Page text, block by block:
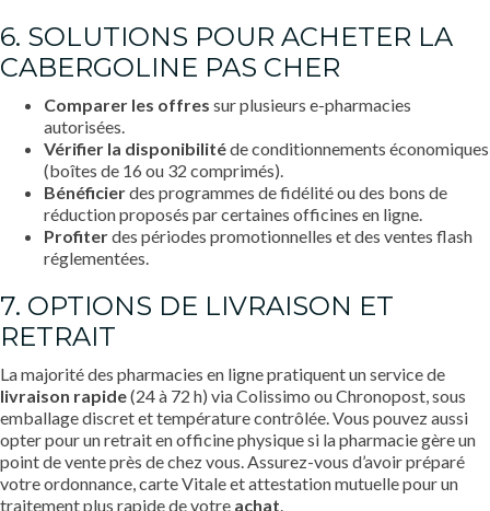
6. SOLUTIONS POUR ACHETER LA
CABERGOLINE PAS CHER
Comparer les offres sur plusieurs e-pharmacies
autorisées.
Vérifier la disponibilitéde conditionnements économiques
(boîtes de 16 ou 32 comprimés).
Bénéficierdes programmes de fidélité ou des bons de
réduction proposés par certaines officines en ligne.
Profiterdes périodes promotionnelles et des ventes flash
réglementées.
7. OPTIONS DE LIVRAISON ET
RETRAIT
La majorité des pharmacies en ligne pratiquent un service de
livraison rapide(24 à 72 h) via Colissimo ou Chronopost, sous
emballage discret et température contrôlée. Vous pouvez aussi
opter pour un retrait en officine physique si la pharmacie gère un
point de vente près de chez vous. Assurez-vous d’avoir préparé
votre ordonnance, carte Vitale et attestation mutuelle pour un
traitement plus rapide de votre achat.